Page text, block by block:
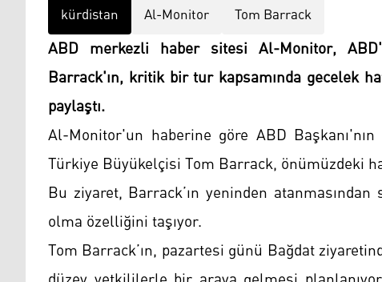
kürdistan Al-Monitor Tom Barrack
ABD merkezli haber sitesi Al-Monitor,
Barrack'ın, kritik bir tur kapsamında gecelek
paylaştı.
Al-Monitor'un haberine göre ABD
Türkiye Büyükelçisi Tom Barrack, önümüzdeki
Bu ziyaret, Barrack’ın yeninden
olma özelliğini taşıyor.
Tom Barrack’ın, pazartesi günü Bağdat